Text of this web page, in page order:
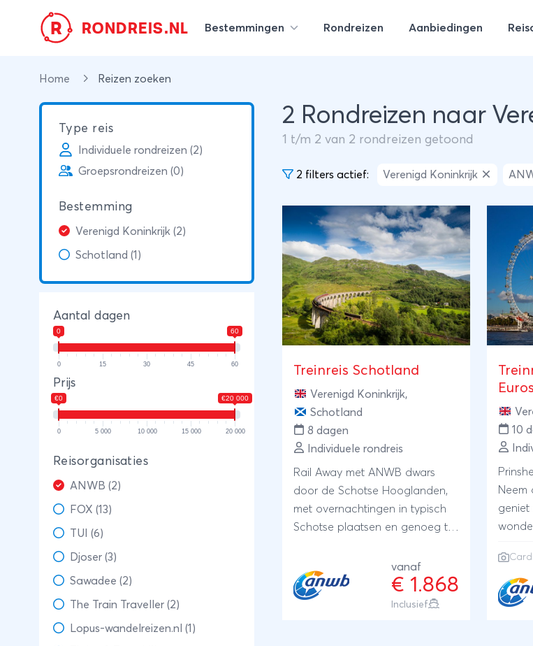
R RONDREIS.NL Bestemmingen Rondreizen Aanbiedingen
Home Reizen zoeken
Type reis
Individuele rondreizen (2)
Groepsrondreizen (0)
Bestemming
Verenigd Koninkrijk (2)
Schotland (1)
Aantal dagen
0 60
0 15 30 45 60
Prijs
€0 €20 000
0 5 000 10 000 15 000 20 000
Reisorganisaties
ANWB (2)
FOX (13)
TUI (6)
Djoser (3)
Sawadee (2)
The Train Traveller (2)
Lopus-wandelreizen.nl (1)
2 Rondreizen naar
1 t/m 2 van 2 rondreizen getoond
2 filters actief: Verenigd Koninkrijk
Treinreis Schotland
Verenigd Koninkrijk,
Schotland
8 dagen
Individuele rondreis
Rail Away met ANWB dwars
door de Schotse Hooglanden,
met overnachtingen in typisch
Schotse plaatsen en genoeg tijd
hoogtepunten onderweg.
Inclusief bootovertochten,
comfortabele hotels en veel
vanaf
€ 1.868
Inclusief
10
Neem
geniet